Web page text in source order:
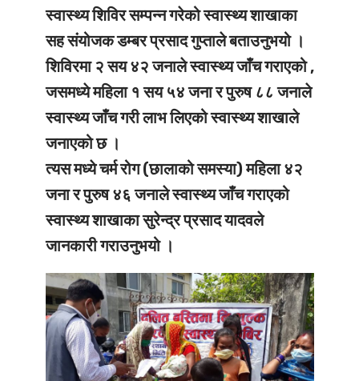
स्वास्थ्य शिविर सम्पन्न गरेको स्वास्थ्य शाखाका
सह संयोजक डम्बर प्रसाद गुप्ताले बताउनुभयो ।
शिविरमा २ सय ४२ जनाले स्वास्थ्य जाँच गराएको ,
जसमध्ये महिला १ सय ५४ जना र पुरुष ८८ जनाले
स्वास्थ्य जाँच गरी लाभ लिएको स्वास्थ्य शाखाले
जनाएको छ ।
त्यस मध्ये चर्म रोग (छालाको समस्या) महिला ४२
जना र पुरुष ४६ जनाले स्वास्थ्य जाँच गराएको
स्वास्थ्य शाखाका सुरेन्द्र प्रसाद यादवले
जानकारी गराउनुभयो ।